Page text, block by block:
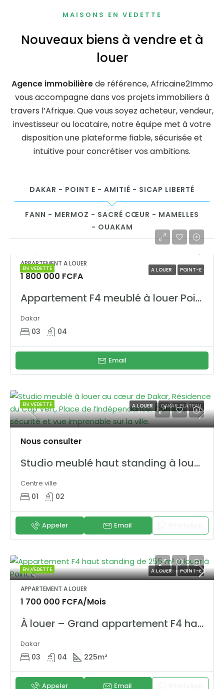
MAISONS EN VEDETTE
Nouveaux biens à vendre et à
louer
Agence immobilièrede référence, Africaine2Immo
vous accompagne dans vos projets immobiliers à
travers l’Afrique. Que vous soyez acheteur, vendeur,
investisseur ou locataire, notre équipe met à votre
disposition une plateforme fiable, sécurisée et
intuitive pour concrétiser vos ambitions.
DAKAR - POINT E - AMITIÉ - SICAP LIBERTÉ
FANN - MERMOZ - SACRÉ CŒUR - MAMELLES
- OUAKAM
EN VEDETTE A LOUER POINT-E
APPARTEMENT A LOUER
1 800 000 FCFA
Appartement F4 meublé à louer Point E – Résidence moderne et sécurisée
Dakar
03 04
Email
EN VEDETTE A LOUER DAKAR PLATEAU
Nous consulter
Studio meublé haut standing à louer – Centre-ville Dakar
Centre ville
01 02
Appeler Email
EN VEDETTE A LOUER POINT-E
APPARTEMENT A LOUER
1 700 000 FCFA/Mois
À louer – Grand appartement F4 haut standing à Point E (255 m²)
Dakar
03 04 225m²
Appeler Email